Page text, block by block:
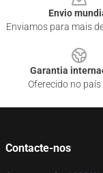
Envio
Enviamos para mais
Garantia
Oferecido no país
Contacte-nos